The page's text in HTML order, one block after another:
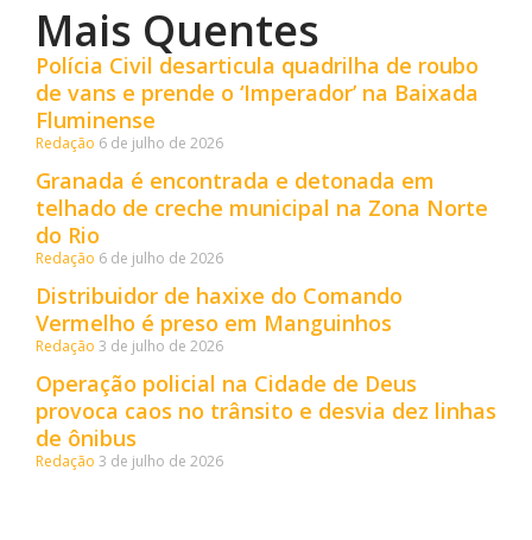
Mais Quentes
Polícia Civil desarticula quadrilha de roubo
de vans e prende o ‘Imperador’ na Baixada
Fluminense
Redação 6 de julho de 2026
Granada é encontrada e detonada em
telhado de creche municipal na Zona Norte
do Rio
Redação 6 de julho de 2026
Distribuidor de haxixe do Comando
Vermelho é preso em Manguinhos
Redação 3 de julho de 2026
Operação policial na Cidade de Deus
provoca caos no trânsito e desvia dez linhas
de ônibus
Redação 3 de julho de 2026